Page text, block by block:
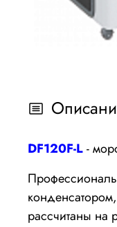
DF120F-L-
рассчитаны на